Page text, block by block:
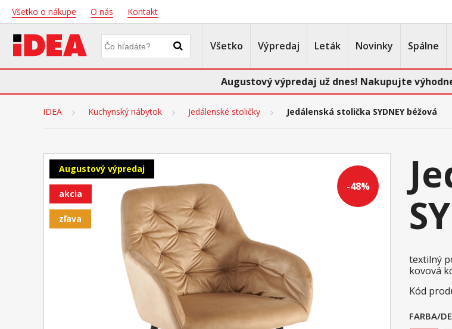
Všetko o nákupe O nás Kontakt
Všetko Výpredaj Leták Novinky Spálne
Augustový výpredaj už dnes! Nakupujte
IDEA Kuchynský nábytok Jedálenské stoličky Jedálenská stolička SYDNEY béžová
-48%
Augustový výpredaj
akcia
zľava
textilný
kovová
Kód
FARBA/